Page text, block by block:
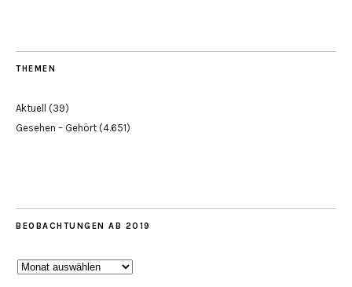
THEMEN
Aktuell (39)
Gesehen – Gehört (4.651)
BEOBACHTUNGEN AB 2019
Beobachtungen